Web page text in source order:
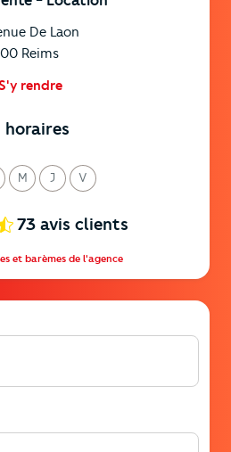
De Laon
Reims
rendre
horaires
M
ercredi
J
eudi
V
endredi
73 avis clients
et barèmes de l'agence